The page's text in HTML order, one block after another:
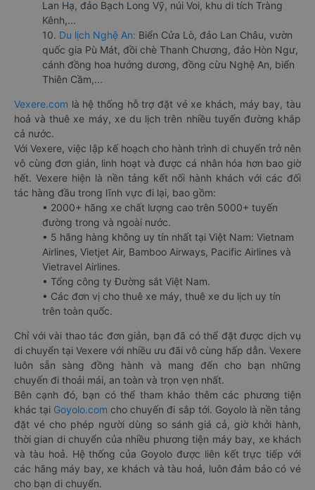
Lan Hạ, đảo Bạch Long Vỹ, núi Voi, khu di tích Tràng
Kênh,...
10. Du lịch Nghệ An: Biển Cửa Lò, đảo Lan Châu, vườn
quốc gia Pù Mát, đồi chè Thanh Chương, đảo Hòn Ngư,
cánh đồng hoa hướng dương, đồng cừu Nghệ An, biển
Thiên Cầm,...
Vexere.com là hệ thống hỗ trợ đặt vé xe khách, máy bay, tàu
hoả và thuê xe máy, xe du lịch trên nhiều tuyến đường khắp
cả nước.
Với Vexere, việc lập kế hoạch cho hành trình di chuyển trở nên
vô cùng đơn giản, linh hoạt và được cá nhân hóa hơn bao giờ
hết. Vexere hiện là nền tảng kết nối hành khách với các đối
tác hàng đầu trong lĩnh vực đi lại, bao gồm:
• 2000+ hãng xe chất lượng cao trên 5000+ tuyến
đường trong và ngoài nước.
• 5 hãng hàng không uy tín nhất tại Việt Nam: Vietnam
Airlines, Vietjet Air, Bamboo Airways, Pacific Airlines và
Vietravel Airlines.
• Tổng công ty Đường sắt Việt Nam.
• Các đơn vị cho thuê xe máy, thuê xe du lịch uy tín
trên toàn quốc.
Chỉ với vài thao tác đơn giản, bạn đã có thể đặt được dịch vụ
di chuyển tại Vexere với nhiều ưu đãi vô cùng hấp dẫn. Vexere
luôn sẵn sàng đồng hành và mang đến cho bạn những
chuyến đi thoải mái, an toàn và trọn vẹn nhất.
Bên cạnh đó, bạn có thể tham khảo thêm các phương tiện
khác tại Goyolo.com cho chuyến đi sắp tới. Goyolo là nền tảng
đặt vé cho phép người dùng so sánh giá cả, giờ khởi hành,
thời gian di chuyển của nhiều phương tiện máy bay, xe khách
và tàu hoả. Hệ thống của Goyolo được liên kết trực tiếp với
các hãng máy bay, xe khách và tàu hoả, luôn đảm bảo có vé
cho bạn di chuyển.